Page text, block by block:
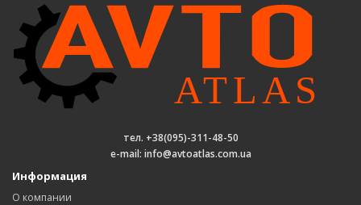
тел. +38(095)-311-48-50
e-mail: info@avtoatlas.com.ua
Информация
О компании